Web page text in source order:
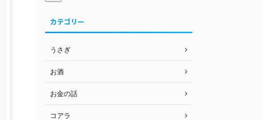
カテゴリー
うさぎ
お酒
お金の話
コアラ